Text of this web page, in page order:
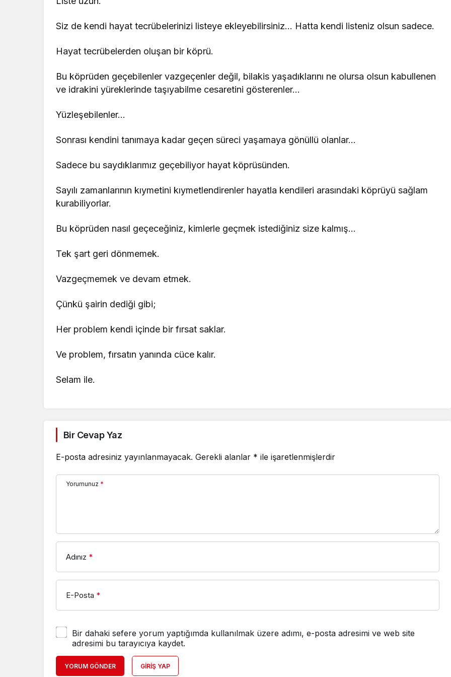
Siz de kendi hayat tecrübelerinizi listeye ekleyebilirsiniz… Hatta kendi listeniz olsun sadece.
Hayat tecrübelerden oluşan bir köprü.
Bu köprüden geçebilenler vazgeçenler değil, bilakis yaşadıklarını ne olursa olsun kabullenen
ve idrakini yüreklerinde taşıyabilme cesaretini gösterenler…
Yüzleşebilenler…
Sonrası kendini tanımaya kadar geçen süreci yaşamaya gönüllü olanlar…
Sadece bu saydıklarımız geçebiliyor hayat köprüsünden.
Sayılı zamanlarının kıymetini kıymetlendirenler hayatla kendileri arasındaki köprüyü sağlam
kurabiliyorlar.
Bu köprüden nasıl geçeceğiniz, kimlerle geçmek istediğiniz size kalmış…
Tek şart geri dönmemek.
Vazgeçmemek ve devam etmek.
Çünkü şairin dediği gibi;
Her problem kendi içinde bir fırsat saklar.
Ve problem, fırsatın yanında cüce kalır.
Selam ile.
Bir Cevap Yaz
E-posta adresiniz yayınlanmayacak. Gerekli alanlar * ile işaretlenmişlerdir
Yorumunuz *
Adınız *
E-Posta *
Bir dahaki sefere yorum yaptığımda kullanılmak üzere adımı, e-posta adresimi ve web site
adresimi bu tarayıcıya kaydet.
YORUM GÖNDER GIRIŞ YAP